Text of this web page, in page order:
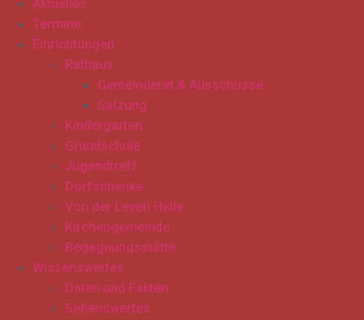
Aktuelles
Termine
Einrichtungen
Rathaus
Gemeinderat & Ausschüsse
Satzung
Kindergarten
Grundschule
Jugendtreff
Dorfschänke
Von der Leyen Halle
Kirchengemeinde
Begegnungsstätte
Wissenswertes
Daten und Fakten
Sehenswertes